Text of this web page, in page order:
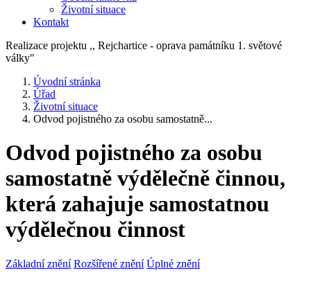
Životní situace
Kontakt
Realizace projektu ,, Rejchartice - oprava památníku 1. světové
války"
Úvodní stránka
Úřad
Životní situace
Odvod pojistného za osobu samostatně...
Odvod pojistného za osobu
samostatně výdělečně činnou,
která zahajuje samostatnou
výdělečnou činnost
Základní znění Rozšířené znění Úplné znění